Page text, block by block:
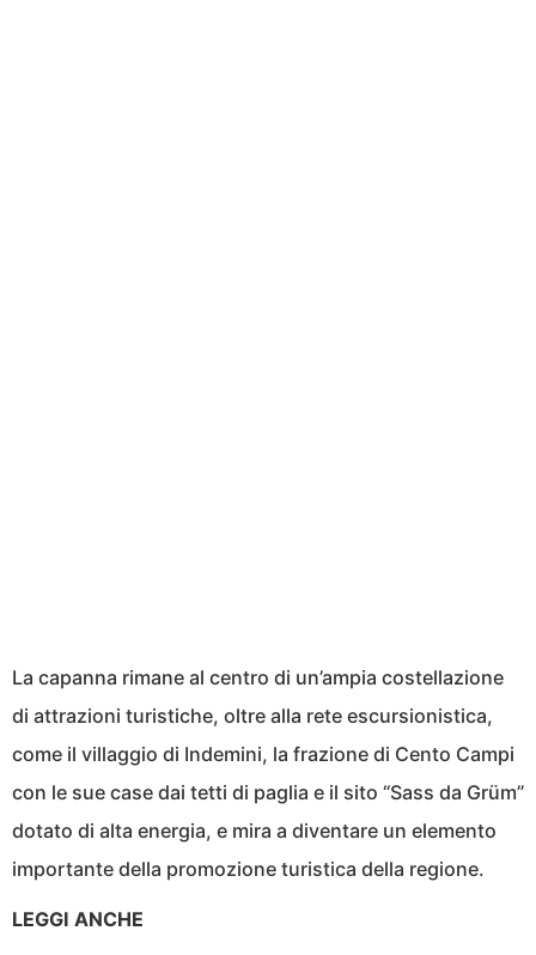
La capanna rimane al centro di un’ampia costellazione
di attrazioni turistiche, oltre alla rete escursionistica,
come il villaggio di Indemini, la frazione di Cento Campi
con le sue case dai tetti di paglia e il sito “Sass da Grüm”
dotato di alta energia, e mira a diventare un elemento
importante della promozione turistica della regione.
LEGGI ANCHE